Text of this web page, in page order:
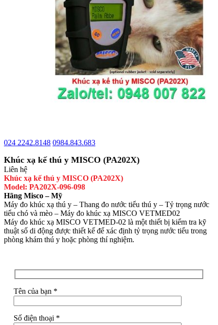
024 2242.8148 0984.843.683
Khúc xạ kế thú y MISCO (PA202X)
Liên hệ
Khúc xạ kế thú y MISCO (PA202X)
Model: PA202X-096-098
Hãng Misco – Mỹ
Máy đo khúc xạ thú y – Thang đo nước tiểu thú y – Tỷ trọng nước
tiểu chó và mèo – Máy đo khúc xạ MISCO VETMED02
Máy đo khúc xạ MISCO VETMED-02 là một thiết bị kiểm tra kỹ
thuật số di động được thiết kế để xác định tỷ trọng nước tiểu trong
phòng khám thú y hoặc phòng thí nghiệm.
Tên của bạn *
Số điện thoại *